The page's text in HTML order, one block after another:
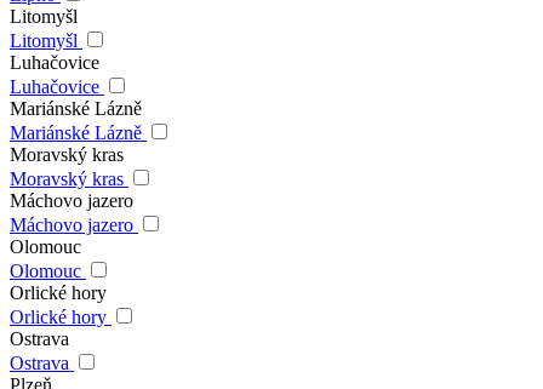
Litomyšl
Litomyšl
Luhačovice
Luhačovice
Mariánské Lázně
Mariánské Lázně
Moravský kras
Moravský kras
Máchovo jazero
Máchovo jazero
Olomouc
Olomouc
Orlické hory
Orlické hory
Ostrava
Ostrava